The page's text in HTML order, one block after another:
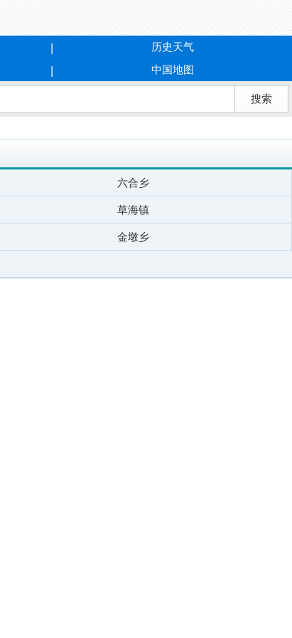
历史天气
中国地图
六合乡
草海镇
金墩乡